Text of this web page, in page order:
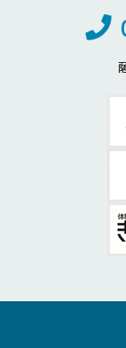
お
公開ヒアリング
の対象事業（高